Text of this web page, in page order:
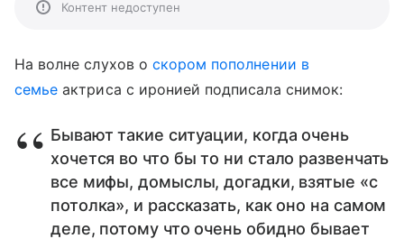
Контент недоступен
На волне слухов о скором пополнении в
семье актриса с иронией подписала снимок:
Бывают такие ситуации, когда очень
хочется во что бы то ни стало развенчать
все мифы, домыслы, догадки, взятые «с
потолка», и рассказать, как оно на самом
деле, потому что очень обидно бывает